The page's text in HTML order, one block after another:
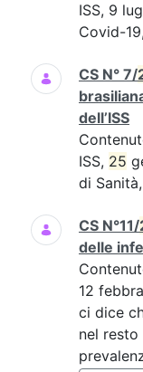
ISS, 9
Covid-
CS N° 7/
dell’ISS
ISS, 25
di
CS N°11/
delle
12
ci dice
nel resto